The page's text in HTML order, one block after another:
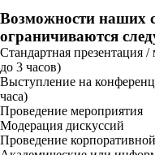
Возможности наших
ограничиваются
Стандартная презентация
до 3 часов)
Выступление на
часа)
Проведение мероприятия
Модерация дискуссий
Проведение